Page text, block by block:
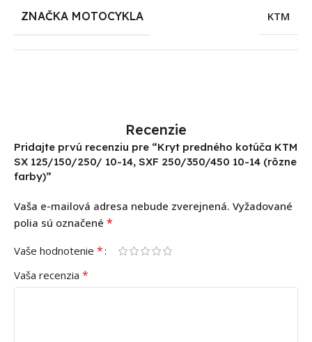
ZNAČKA MOTOCYKLA KTM
Recenzie
Pridajte prvú recenziu pre “Kryt predného kotúča KTM
SX 125/150/250/ 10-14, SXF 250/350/450 10-14 (rôzne
farby)”
Vaša e-mailová adresa nebude zverejnená. Vyžadované
polia sú označené *
Vaše hodnotenie *
Vaša recenzia *